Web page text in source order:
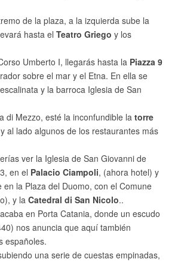
de la plaza, a la izquierda sube la
hasta el Teatro Griego y los
Umberto I, llegarás hasta la Piazza 9
sobre el mar y el Etna. En ella se
y la barroca Iglesia de San
di Mezzo, esté la inconfundible la torre
y al lado algunos de los restaurantes más
ver la Iglesia de San Giovanni de
en el Palacio Ciampoli, (ahora hotel) y
en la Plaza del Duomo, con el Comune
y la Catedral di San Nicolo..
en Porta Catania, donde un escudo
nos anuncia que aquí también
españoles.
una serie de cuestas empinadas,